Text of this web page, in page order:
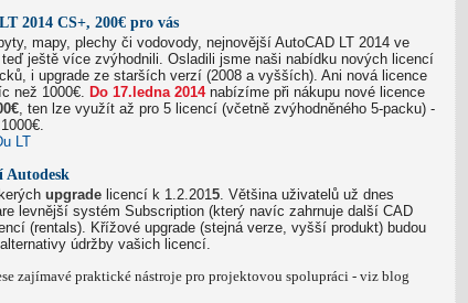
2014 CS+, 200€ pro vás
mapy, plechy či vodovody, nejnovější AutoCAD LT 2014 ve
ještě více zvýhodnili. Osladili jsme naši nabídku nových licencí
i upgrade ze starších verzí (2008 a vyšších). Ani nová licence
než 1000€. Do 17.ledna 2014nabízíme při nákupu nové licence
, ten lze využít až pro 5 licencí (včetně zvýhodněného 5-packu) -
LT
Autodesk
upgradelicencí k 1.2.2015. Většina uživatelů už dnes
levnější systém Subscription (který navíc zahrnuje další CAD
(rentals). Křížové upgrade (stejná verze, vyšší produkt) budou
údržby vašich licencí.
zajímavé praktické nástroje pro projektovou spolupráci - viz blog